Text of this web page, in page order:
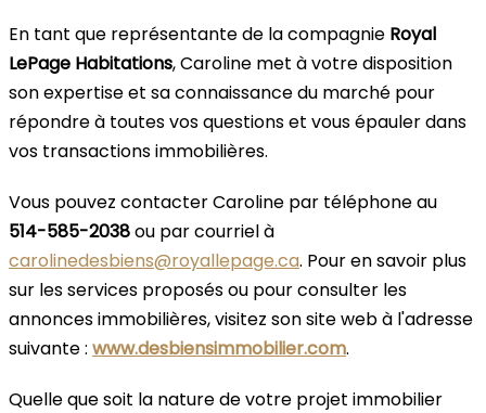
En tant que représentante de la compagnie Royal
LePage Habitations, Caroline met à votre disposition
son expertise et sa connaissance du marché pour
répondre à toutes vos questions et vous épauler dans
vos transactions immobilières.
Vous pouvez contacter Caroline par téléphone au
514-585-2038ou par courriel à
carolinedesbiens@royallepage.ca. Pour en savoir plus
sur les services proposés ou pour consulter les
annonces immobilières, visitez son site web à l'adresse
suivante : www.desbiensimmobilier.com.
Quelle que soit la nature de votre projet immobilier